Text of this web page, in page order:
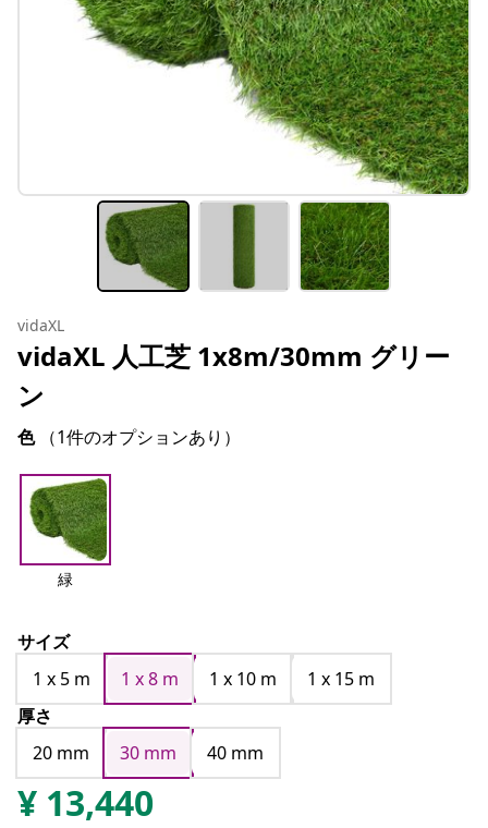
vidaXL
vidaXL 人工芝 1x8m/30mm グリー
ン
色 （1件のオプションあり）
緑
サイズ
1 x 5 m
1 x 8 m 1 x 10 m
1 x 15 m
厚さ
20 mm
30 mm 40 mm
¥ 13,440